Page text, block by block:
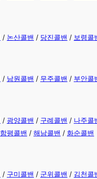
/ 논산콜밴 / 당진콜밴 / 보령콜
/ 남원콜밴 / 무주콜밴 / 부안콜
/ 광양콜밴 / 구례콜밴 / 나주콜
함평콜밴 / 해남콜밴 / 화순콜밴
/ 구미콜밴 / 군위콜밴 / 김천콜